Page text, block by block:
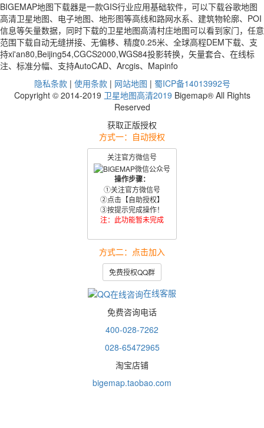
BIGEMAP地图下载器是一款GIS行业应用基础软件，可以下载谷歌地图
高清卫星地图、电子地图、地形图等高线和路网水系、建筑物轮廓、POI
信息等矢量数据，同时下载的卫星地图高清村庄地图可以看到家门，任意
范围下载自动无缝拼接、无偏移、精度0.25米、全球高程DEM下载、支
持xi'an80,Beijing54,CGCS2000,WGS84投影转换，矢量套合、在线标
注、标准分幅、支持AutoCAD、Arcgis、Mapinfo
隐私条款| 使用条款| 网站地图 | 蜀ICP备14013992号
Copyright © 2014-2019 卫星地图高清2019 Bigemap® All Rights
Reserved
获取正版授权
方式一：自动授权
关注官方微信号
操作步骤：
①关注官方微信号
②点击【自助授权】
③按提示完成操作！
注：此功能暂未完成
方式二：点击加入
免费授权QQ群
在线客服
免费咨询电话
400-028-7262
028-65472965
淘宝店铺
bigemap.taobao.com